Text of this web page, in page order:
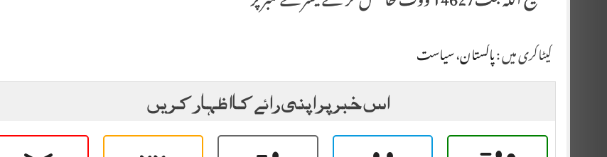
کیٹاگری میں :پاکستان،سیاست
اس خبر پر اپنی رائے کا اظہار کریں